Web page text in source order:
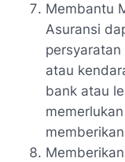
Membantu
Asuransi
atau
bank atau